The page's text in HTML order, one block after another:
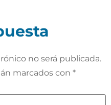
no será publicada.
marcados con *